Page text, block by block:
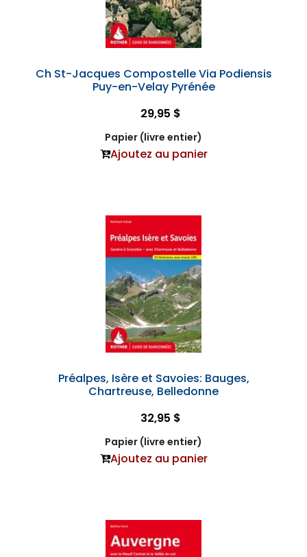
Ch St-Jacques Compostelle Via Podiensis
Puy-en-Velay Pyrénée
29,95 $
Papier (livre entier)
Ajoutez au panier
Préalpes, Isère et Savoies: Bauges,
Chartreuse, Belledonne
32,95 $
Papier (livre entier)
Ajoutez au panier